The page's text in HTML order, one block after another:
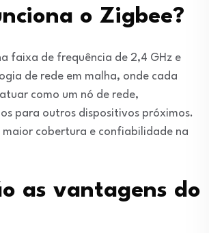
o Zigbee?
faixa de frequência de 2,4 GHz e
de rede em malha, onde cada
como um nó de rede,
para outros dispositivos próximos.
maior cobertura e confiabilidade na
as vantagens do